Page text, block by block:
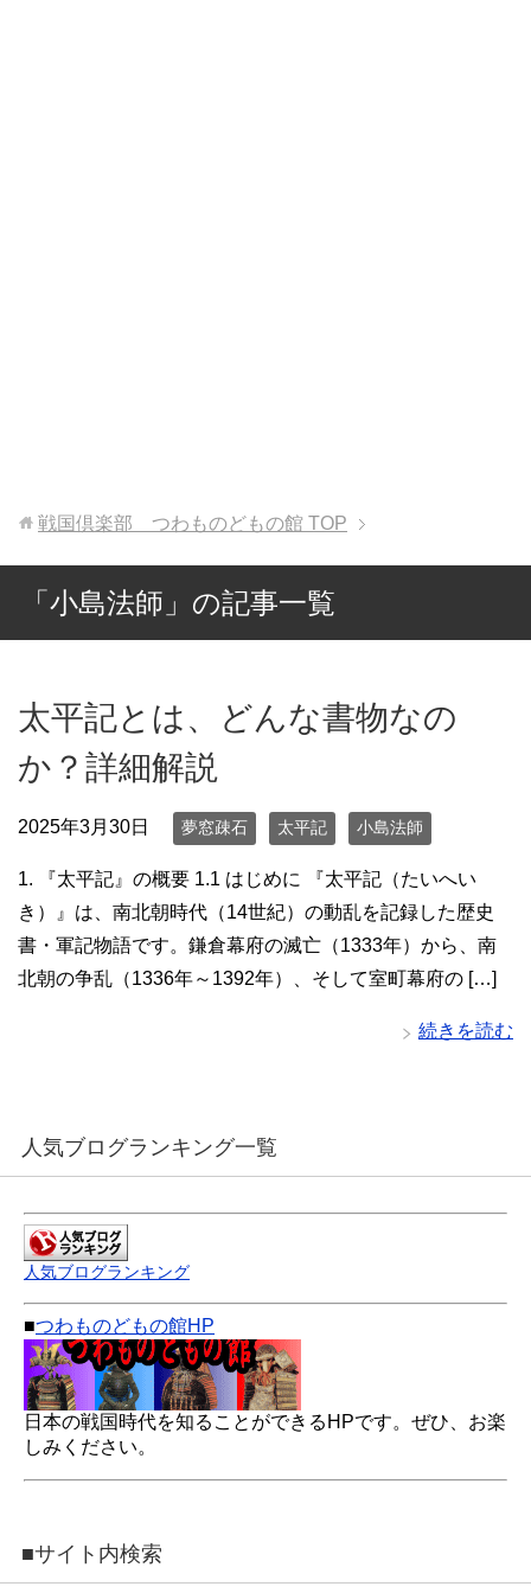
戦国倶楽部 つわものどもの館 TOP
「小島法師」の記事一覧
太平記とは、どんな書物なの
か？詳細解説
2025年3月30日 夢窓疎石 太平記 小島法師
1. 『太平記』の概要 1.1 はじめに 『太平記（たいへい
き）』は、南北朝時代（14世紀）の動乱を記録した歴史
書・軍記物語です。鎌倉幕府の滅亡（1333年）から、南
北朝の争乱（1336年～1392年）、そして室町幕府の […]
続きを読む
人気ブログランキング一覧
人気ブログランキング
■つわものどもの館HP
日本の戦国時代を知ることができるHPです。ぜひ、お楽
しみください。
■サイト内検索